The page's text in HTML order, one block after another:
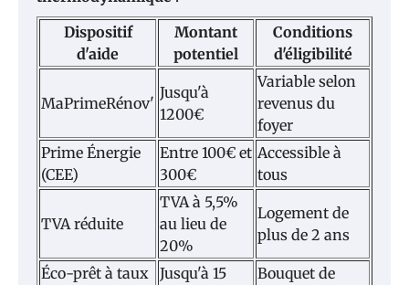
Dispositif
d'aide
Montant
potentiel
Conditions
d'éligibilité
MaPrimeRénov'
Jusqu'à
1200€
Variable selon
revenus du
foyer
Prime Énergie
(CEE)
Entre 100€ et
300€
Accessible à
tous
TVA réduite
TVA à 5,5%
au lieu de
20%
Logement de
plus de 2 ans
Éco-prêt à taux Jusqu'à 15
Bouquet de